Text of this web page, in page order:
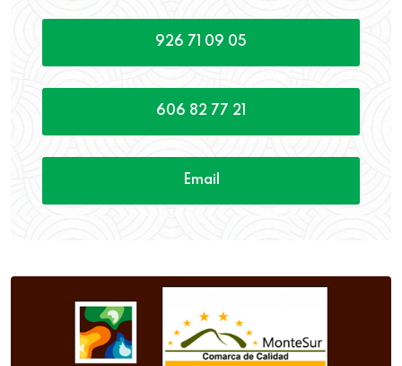
926 71 09 05
606 82 77 21
Email